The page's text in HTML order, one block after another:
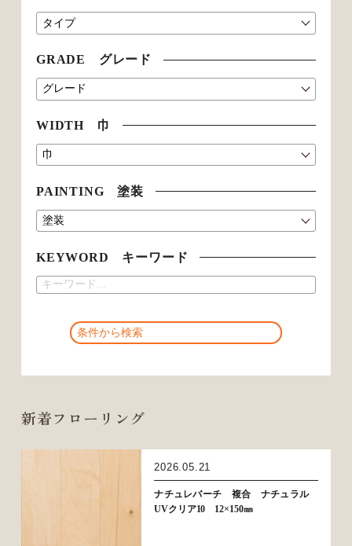
GRADE グレード
WIDTH 巾
PAINTING 塗装
KEYWORD キーワード
新着フローリング
2026.05.21
ナチュレバーチ 複合 ナチュラル
UVクリア10 12×150㎜